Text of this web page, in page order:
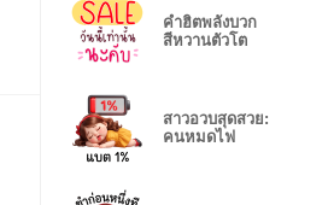
คำฮิตพลังบวก
สีหวานตัวโต
สาวอวบสุดสวย:
คนหมดไฟ